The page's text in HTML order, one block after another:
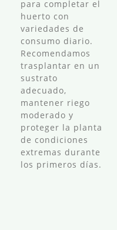
para completar el
huerto con
variedades de
consumo diario.
Recomendamos
trasplantar en un
sustrato
adecuado,
mantener riego
moderado y
proteger la planta
de condiciones
extremas durante
los primeros días.